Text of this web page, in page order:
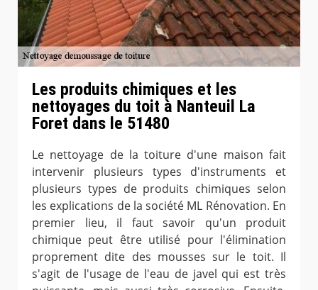
Les produits chimiques et les
nettoyages du toit à Nanteuil La
Foret dans le 51480
Le nettoyage de la toiture d'une maison fait
intervenir plusieurs types d'instruments et
plusieurs types de produits chimiques selon
les explications de la société ML Rénovation. En
premier lieu, il faut savoir qu'un produit
chimique peut être utilisé pour l'élimination
proprement dite des mousses sur le toit. Il
s'agit de l'usage de l'eau de javel qui est très